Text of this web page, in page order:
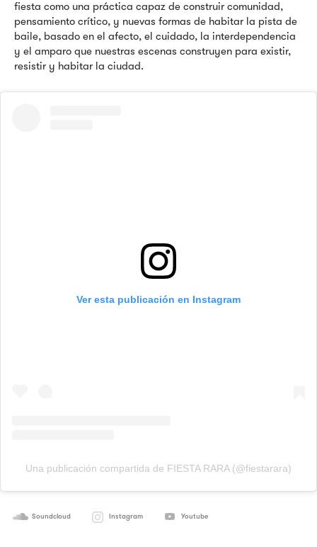
fiesta como una práctica capaz de construir comunidad,
pensamiento crítico, y nuevas formas de habitar la pista de
baile, basado en el afecto, el cuidado, la interdependencia
y el amparo que nuestras escenas construyen para existir,
resistir y habitar la ciudad.
Ver esta publicación en Instagram
Una publicación compartida de FIESTA RARA (@fiestarara)
Soundcloud Instagram Youtube